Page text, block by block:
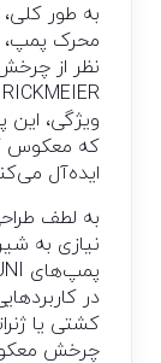
به طور
محرک
نظر از
ویژگی، این
که معکوس
ایده‌آل
به لطف
نیازی به
در
کشتی یا